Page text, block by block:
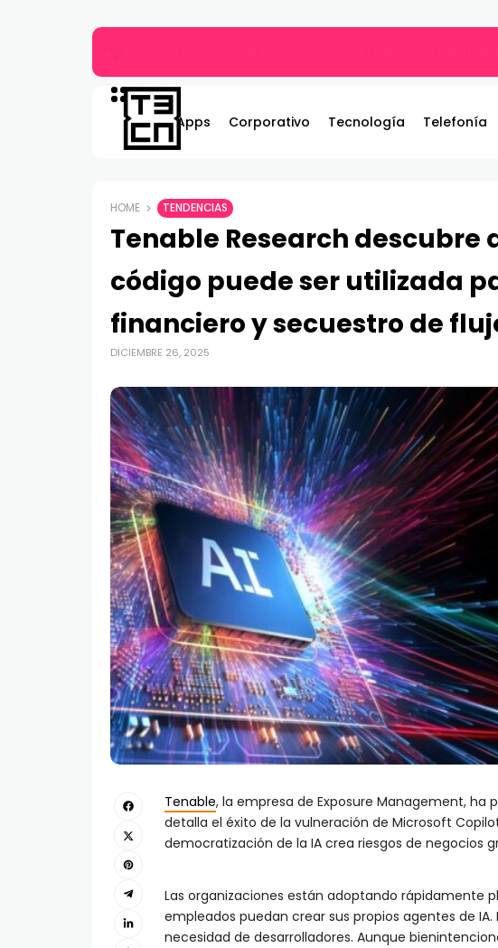
Apps Corporativo Tecnología Telefonía
HOME TENDENCIAS
Tenable Research descubre
código puede ser utilizada
financiero y secuestro de
DICIEMBRE 26, 2025
Tenable, la empresa de Exposure Management, ha
detalla el éxito de la vulneración de Microsoft
democratización de la IA crea riesgos de negocios
Las organizaciones están adoptando rápidamente
empleados puedan crear sus propios agentes de
necesidad de desarrolladores. Aunque